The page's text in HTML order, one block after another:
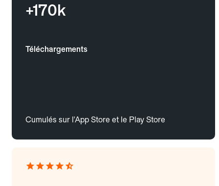
+170k
Téléchargements
Cumulés sur l'App Store et le Play Store